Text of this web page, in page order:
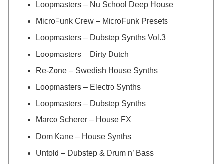
Loopmasters – Nu School Deep House
MicroFunk Crew – MicroFunk Presets
Loopmasters – Dubstep Synths Vol.3
Loopmasters – Dirty Dutch
Re-Zone – Swedish House Synths
Loopmasters – Electro Synths
Loopmasters – Dubstep Synths
Marco Scherer – House FX
Dom Kane – House Synths
Untold – Dubstep & Drum n’ Bass